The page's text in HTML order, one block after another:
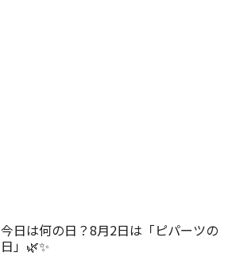
今日は何の日？8月2日は「ピパーツの
日」🌿✨